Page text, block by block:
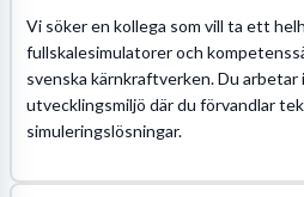
Vi söker en kollega som vill ta ett
fullskalesimulatorer och
svenska kärnkraftverken. Du
utvecklingsmiljö där du förvandlar
simuleringslösningar.